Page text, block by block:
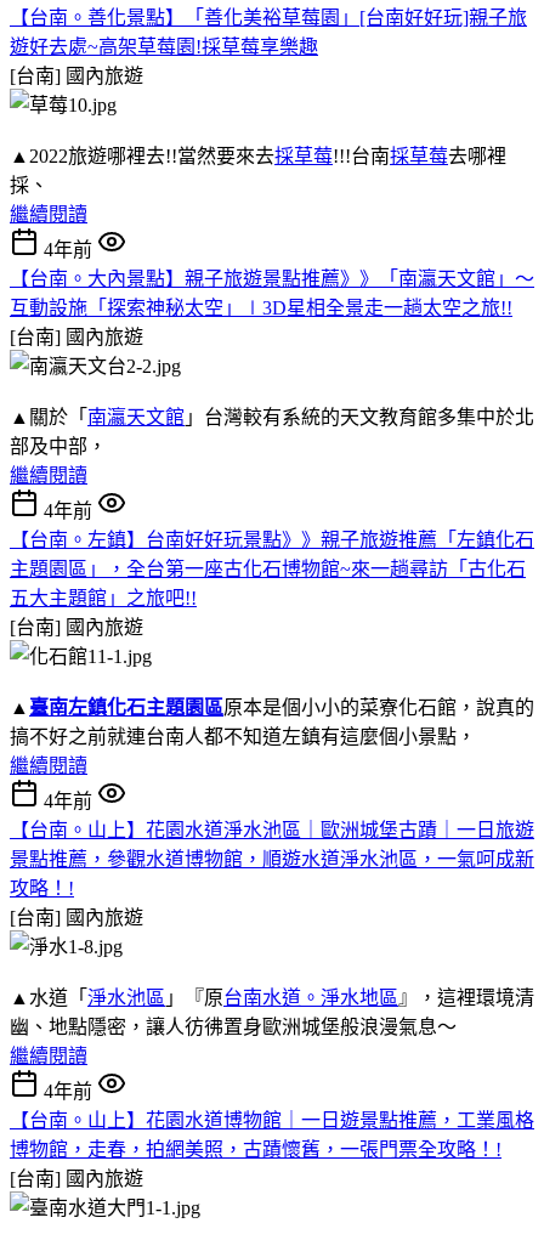
【台南。善化景點】「善化美裕草莓園」[台南好好玩]親子旅
遊好去處~高架草莓園!採草莓享樂趣
[台南] 國內旅遊
▲2022旅遊哪裡去!!當然要來去採草莓!!!台南採草莓去哪裡
採、
繼續閱讀
4年前
【台南。大內景點】親子旅遊景點推薦》》「南瀛天文館」～
互動設施「探索神秘太空」∣3D星相全景走一趟太空之旅!!
[台南] 國內旅遊
▲關於「 南瀛天文館 」台灣較有系統的天文教育館多集中於北
部及中部，
繼續閱讀
4年前
【台南。左鎮】台南好好玩景點》》親子旅遊推薦「左鎮化石
主題園區」，全台第一座古化石博物館~來一趟尋訪「古化石
五大主題館」之旅吧!!
[台南] 國內旅遊
▲ 臺南左鎮化石主題園區原本是個小小的菜寮化石館，說真的
搞不好之前就連台南人都不知道左鎮有這麼個小景點，
繼續閱讀
4年前
【台南。山上】花園水道淨水池區｜歐洲城堡古蹟｜一日旅遊
景點推薦，參觀水道博物館，順遊水道淨水池區，一氣呵成新
攻略！!
[台南] 國內旅遊
▲水道「 淨水池區 」『原台南水道。淨水地區 』，這裡環境清
幽、地點隱密，讓人彷彿置身歐洲城堡般浪漫氣息～
繼續閱讀
4年前
【台南。山上】花園水道博物館｜一日遊景點推薦，工業風格
博物館，走春，拍網美照，古蹟懷舊，一張門票全攻略！!
[台南] 國內旅遊